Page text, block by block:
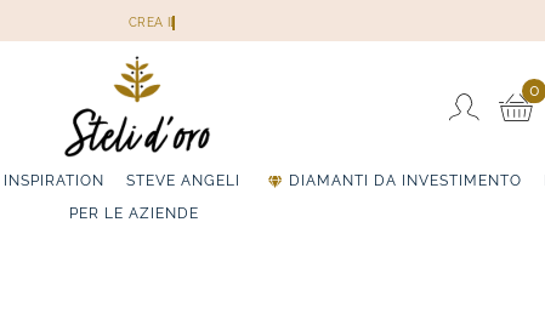
0
INSPIRATION STEVE ANGELI DIAMANTI DA INVESTIMENTO
PER LE AZIENDE